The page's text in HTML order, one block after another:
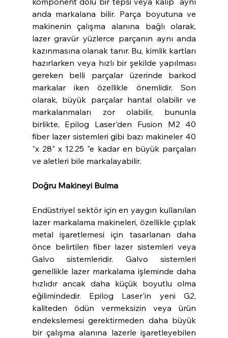
anda markalana bilir. Parça boyutuna ve
makinenin çalışma alanına bağlı olarak,
lazer gravür yüzlerce parçanın aynı anda
kazınmasına olanak tanır. Bu, kimlik kartları
hazırlarken veya hızlı bir şekilde yapılması
gereken belli parçalar üzerinde barkod
markalar iken özellikle önemlidir. Son
olarak, büyük parçalar hantal olabilir ve
markalanmaları zor olabilir, bununla
birlikte, Epilog Laser'den Fusion M2 40
fiber lazer sistemleri gibi bazı makineler 40
"x 28" x 12.25 "e kadar en büyük parçaları
ve aletleri bile markalayabilir.
Doğru Makineyi Bulma
Endüstriyel sektör için en yaygın kullanılan
lazer markalama makineleri, özellikle çıplak
metal işaretlemesi için tasarlanan daha
önce belirtilen fiber lazer sistemleri veya
Galvo sistemleridir. Galvo sistemleri
genellikle lazer markalama işleminde daha
hızlıdır ancak daha küçük boyutlu olma
eğilimindedir. Epilog Laser'in yeni G2,
kaliteden ödün vermeksizin veya ürün
endekslemesi gerektirmeden daha büyük
bir çalışma alanına lazerle işaretleyebilen